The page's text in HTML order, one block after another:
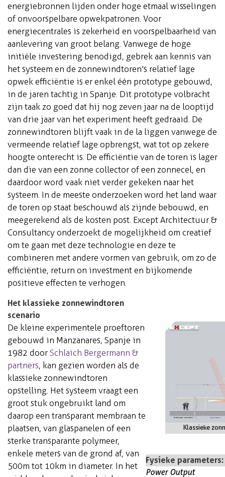
energiebronnen lijden onder hoge etmaal wisselingen
of onvoorspelbare opwekpatronen. Voor
energiecentrales is zekerheid en voorspelbaarheid van
aanlevering van groot belang. Vanwege de hoge
initiële investering benodigd, gebrek aan kennis van
het systeem en de zonnewindtoren's relatief lage
opwek efficiëntie is er enkel één prototype gebouwd,
in de jaren tachtig in Spanje. Dit prototype volbracht
zijn taak zo goed dat hij nog zeven jaar na de looptijd
van drie jaar van het experiment heeft gedraaid. De
zonnewindtoren blijft vaak in de la liggen vanwege de
vermeende relatief lage opbrengst, wat tot op zekere
hoogte onterecht is. De efficiëntie van de toren is lager
dan die van een zonne collector of een zonnecel, en
daardoor word vaak niet verder gekeken naar het
systeem. In de meeste onderzoeken word het land waar
de toren op staat beschouwd als zijnde bebouwd, en
meegerekend als de kosten post. Except Architectuur &
Consultancy onderzoekt de mogelijkheid om creatief
om te gaan met deze technologie en deze te
combineren met andere vormen van gebruik, om zo de
efficiëntie, return on investment en bijkomende
positieve effecten te verhogen.
Het klassieke zonnewindtoren
scenario
De kleine experimentele proeftoren
gebouwd in Manzanares, Spanje in
1982 door Schlaich Bergermann &
partners, kan gezien worden als de
klassieke zonnewindtoren
opstelling. Het systeem vraagt een
groot stuk ongebruikt land om
daarop een transparant membraan te
plaatsen, van glaspanelen of een
sterke transparante polymeer,
enkele meters van de grond af, van
500m tot 10km in diameter. In het
Klassieke
Fysieke parameters:
Power Output